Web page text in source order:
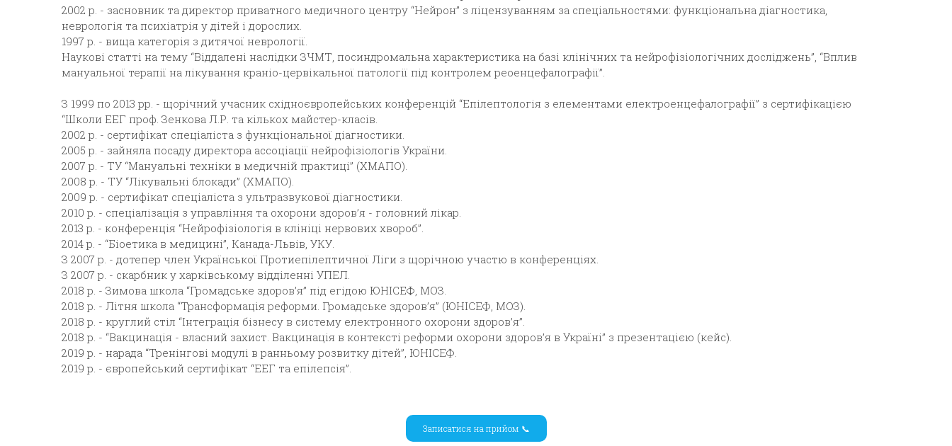
2002 р. - засновник та директор приватного медичного центру “Нейрон” з ліцензуванням за спеціальностями: функціональна діагностика,
неврологія та психіатрія у дітей і дорослих.
1997 р. - вища категорія з дитячої неврології.
Наукові статті на тему “Віддалені наслідки ЗЧМТ, посиндромальна характеристика на базі клінічних та нейрофізіологічних досліджень”, “Вплив
мануальної терапії на лікування краніо-цервікальної патології під контролем реоенцефалографії”.
З 1999 по 2013 рр. - щорічний учасник східноєвропейських конференцій “Епілептологія з елементами електроенцефалографії” з сертифікацією
“Школи ЕЕГ проф. Зенкова Л.Р. та кількох майстер-класів.
2002 р. - сертифікат спеціаліста з функціональної діагностики.
2005 р. - зайняла посаду директора ассоціації нейрофізіологів України.
2007 р. - ТУ “Мануальні техніки в медичній практиці” (ХМАПО).
2008 р. - ТУ “Лікувальні блокади” (ХМАПО).
2009 р. - сертифікат спеціаліста з ультразвукової діагностики.
2010 р. - спеціалізація з управління та охорони здоров’я - головний лікар.
2013 р. - конференція “Нейрофізіологія в клініці нервових хвороб”.
2014 р. - “Біоетика в медицині”, Канада-Львів, УКУ.
З 2007 р. - дотепер член Української Протиепілептичної Ліги з щорічною участю в конференціях.
З 2007 р. - скарбник у харківському відділенні УПЕЛ.
2018 р. - Зимова школа “Громадське здоров’я” під егідою ЮНІСЕФ, МОЗ.
2018 р. - Літня школа “Трансформація реформи. Громадське здоров’я” (ЮНІСЕФ, МОЗ).
2018 р. - круглий стіл “Інтеграція бізнесу в систему електронного охорони здоров’я”.
2018 р. - “Вакцинація - власний захист. Вакцинація в контексті реформи охорони здоров’я в Україні” з презентацією (кейс).
2019 р. - нарада “Тренінгові модулі в ранньому розвитку дітей”, ЮНІСЕФ.
2019 р. - європейський сертифікат “ЕЕГ та епілепсія”.
Записатися на прийом 📞